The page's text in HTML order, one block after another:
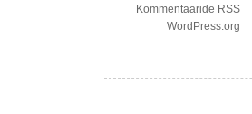
Kommentaaride RSS
WordPress.org